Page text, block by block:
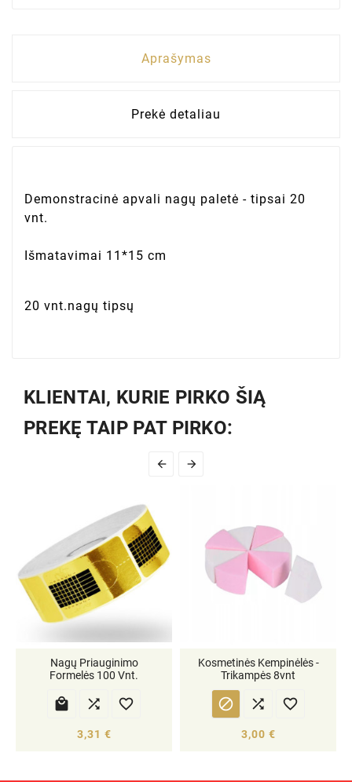
Aprašymas
Prekė detaliau
Demonstracinė apvali nagų paletė - tipsai 20
vnt.
Išmatavimai 11*15 cm
20 vnt.nagų tipsų
KLIENTAI, KURIE PIRKO ŠIĄ
PREKĘ TAIP PAT PIRKO:
 
Nagų Priauginimo
Formelės 100 Vnt.
  
3,31 €
Kosmetinės Kempinėlės -
Trikampės 8vnt
  
3,00 €